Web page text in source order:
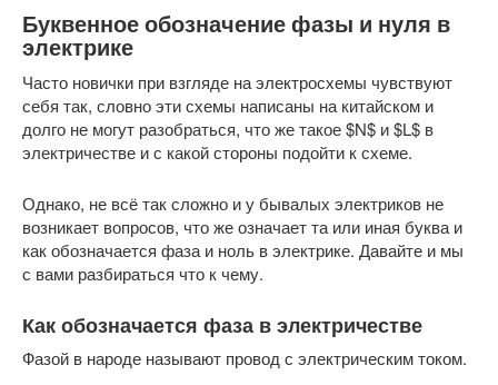
Буквенное обозначение фазы и нуля в
электрике
Часто новички при взгляде на электросхемы чувствуют
себя так, словно эти схемы написаны на китайском и
долго не могут разобраться, что же такое $N$ и $L$ в
электричестве и с какой стороны подойти к схеме.
Однако, не всё так сложно и у бывалых электриков не
возникает вопросов, что же означает та или иная буква и
как обозначается фаза и ноль в электрике. Давайте и мы
с вами разбираться что к чему.
Как обозначается фаза в электричестве
Фазой в народе называют провод с электрическим током.